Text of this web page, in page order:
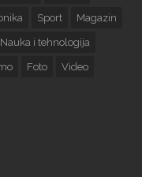
Sport Magazin
Nauka i tehnologija
Foto Video